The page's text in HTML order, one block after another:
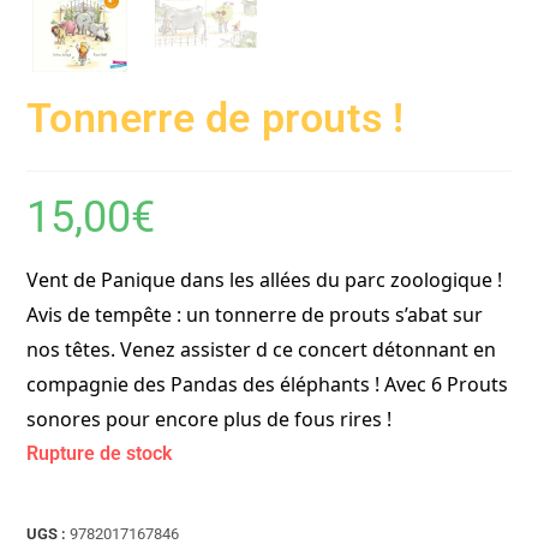
Tonnerre de prouts !
15,00€
Vent de Panique dans les allées du parc zoologique !
Avis de tempête : un tonnerre de prouts s’abat sur
nos têtes. Venez assister d ce concert détonnant en
compagnie des Pandas des éléphants ! Avec 6 Prouts
sonores pour encore plus de fous rires !
Rupture de stock
UGS :9782017167846